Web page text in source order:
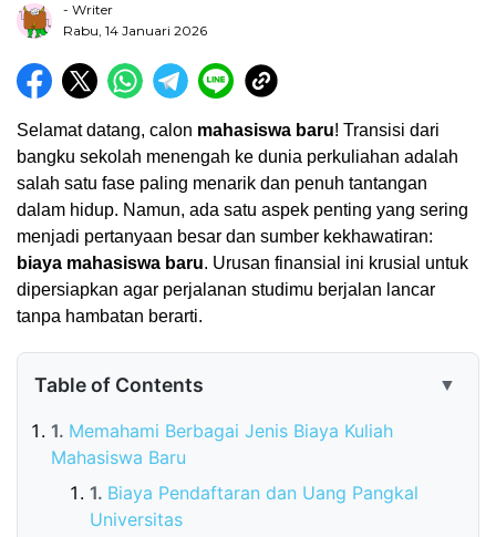
- Writer
Rabu, 14 Januari 2026
Selamat datang, calon mahasiswa baru! Transisi dari
bangku sekolah menengah ke dunia perkuliahan adalah
salah satu fase paling menarik dan penuh tantangan
dalam hidup. Namun, ada satu aspek penting yang sering
menjadi pertanyaan besar dan sumber kekhawatiran:
biaya mahasiswa baru. Urusan finansial ini krusial untuk
dipersiapkan agar perjalanan studimu berjalan lancar
tanpa hambatan berarti.
Table of Contents ▼
Memahami Berbagai Jenis Biaya Kuliah
Mahasiswa Baru
Biaya Pendaftaran dan Uang Pangkal
Universitas